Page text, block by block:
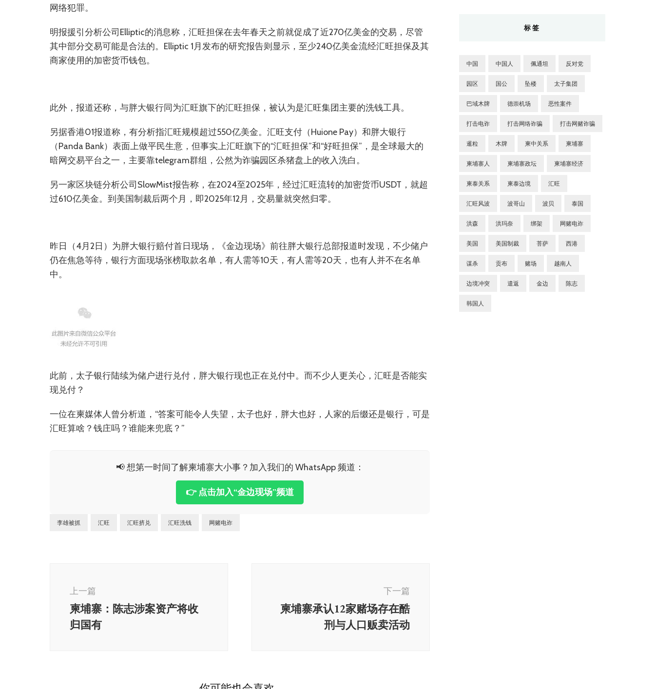
网络犯罪。
明报援引分析公司Elliptic的消息称，汇旺担保在去年春天之前就促成了近270亿美金的交易，尽管
其中部分交易可能是合法的。Elliptic 1月发布的研究报告则显示，至少240亿美金流经汇旺担保及其
商家使用的加密货币钱包。
此外，报道还称，与胖大银行同为汇旺旗下的汇旺担保，被认为是汇旺集团主要的洗钱工具。
另据香港01报道称，有分析指汇旺规模超过550亿美金。汇旺支付（Huione Pay）和胖大银行
（Panda Bank）表面上做平民生意，但事实上汇旺旗下的“汇旺担保”和“好旺担保”，是全球最大的
暗网交易平台之一，主要靠telegram群组，公然为诈骗园区杀猪盘上的收入洗白。
另一家区块链分析公司SlowMist报告称，在2024至2025年，经过汇旺流转的加密货币USDT，就超
过610亿美金。到美国制裁后两个月，即2025年12月，交易量就突然归零。
昨日（4月2日）为胖大银行赔付首日现场，《金边现场》前往胖大银行总部报道时发现，不少储户
仍在焦急等待，银行方面现场张榜取款名单，有人需等10天，有人需等20天，也有人并不在名单
中。
此前，太子银行陆续为储户进行兑付，胖大银行现也正在兑付中。而不少人更关心，汇旺是否能实
现兑付？
一位在柬媒体人曾分析道，“答案可能令人失望，太子也好，胖大也好，人家的后缀还是银行，可是
汇旺算啥？钱庄吗？谁能来兜底？”
📢 想第一时间了解柬埔寨大小事？加入我们的 WhatsApp 频道：
👉 点击加入“金边现场”频道
李雄被抓 汇旺 汇旺挤兑 汇旺洗钱 网赌电诈
上一篇
柬埔寨：陈志涉案资产将收
归国有
下一篇
柬埔寨承认12家赌场存在酷
刑与人口贩卖活动
标签
中国 中国人 佩通坦 反对党
园区 国公 坠楼 太子集团
巴域木牌 德崇机场 恶性案件
打击电诈 打击网络诈骗 打击网赌诈骗
暹粒 木牌 柬中关系 柬埔寨
柬埔寨人 柬埔寨政坛 柬埔寨经济
柬泰关系 柬泰边境 汇旺
汇旺风波 波哥山 波贝 泰国
洪森 洪玛奈 绑架 网赌电诈
美国 美国制裁 菩萨 西港
谋杀 贡布 赌场 越南人
边境冲突 遣返 金边 陈志
韩国人